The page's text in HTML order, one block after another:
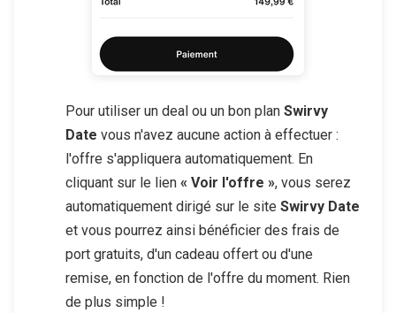
Pour utiliser un deal ou un bon plan Swirvy
Date vous n'avez aucune action à effectuer :
l'offre s'appliquera automatiquement. En
cliquant sur le lien « Voir l'offre », vous serez
automatiquement dirigé sur le site Swirvy Date
et vous pourrez ainsi bénéficier des frais de
port gratuits, d'un cadeau offert ou d'une
remise, en fonction de l'offre du moment. Rien
de plus simple !